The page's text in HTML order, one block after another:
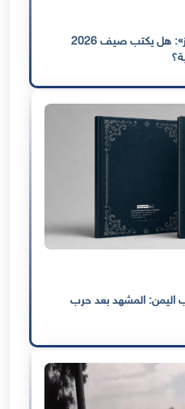
كهرباء عدن تحت مقصلة «العجز»: هل يكتب صيف 2026
اليمن: المشهد بعد حرب